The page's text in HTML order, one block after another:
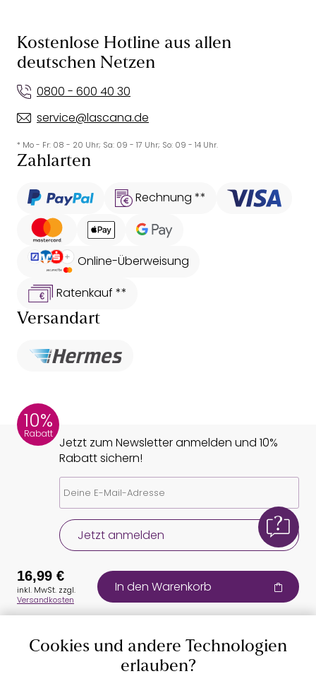
Kostenlose Hotline aus allen
deutschen Netzen
0800 - 600 40 30
service@lascana.de
* Mo - Fr: 08 - 20 Uhr; Sa: 09 - 17 Uhr; So: 09 - 14 Uhr.
Zahlarten
Rechnung **
Online-Überweisung
Ratenkauf **
Versandart
10%
Rabatt
Jetzt zum Newsletter anmelden und 10%
Rabatt sichern!
Jetzt anmelden
Auszeichnungen
16,99 €
inkl. MwSt. zzgl.
Versandkosten
In den Warenkorb
Cookies und andere Technologien
erlauben?